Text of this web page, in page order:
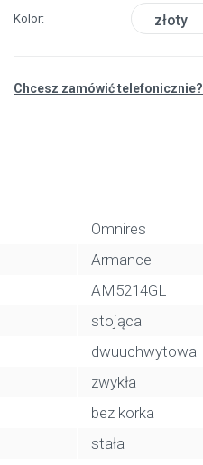
Kolor złoty
Chcesz zamówić telefonicznie?
Omnires
Armance
AM5214GL
stojąca
dwuuchwytowa
zwykła
bez korka
stała